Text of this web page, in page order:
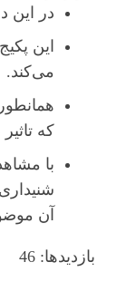
در این
می‌کند.
که
آن
بازدیدها: 46